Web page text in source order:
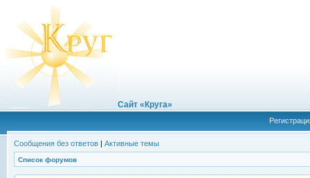
Сайт «Круга»
Сообщения без ответов | Активные темы
Список форумов